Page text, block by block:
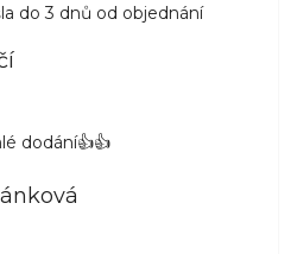
do 3 dnů od objednání
dodání👍👍